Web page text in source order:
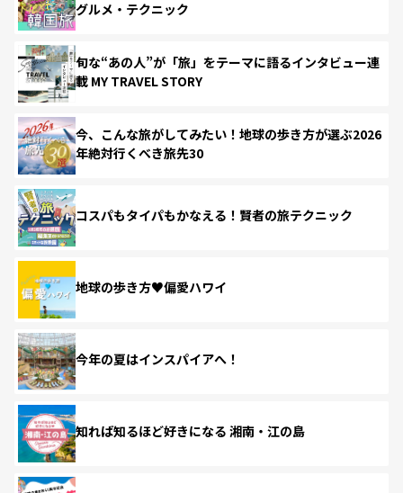
グルメ・テクニック
旬な“あの人”が「旅」をテーマに語るインタビュー連
載 MY TRAVEL STORY
今、こんな旅がしてみたい！地球の歩き方が選ぶ2026
年絶対行くべき旅先30
コスパもタイパもかなえる！賢者の旅テクニック
地球の歩き方♥偏愛ハワイ
今年の夏はインスパイアへ！
知れば知るほど好きになる 湘南・江の島